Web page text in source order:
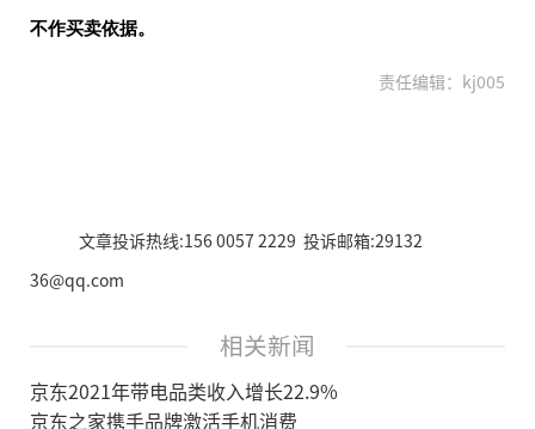
不作买卖依据。
责任编辑：kj005
文章投诉热线:156 0057 2229 投诉邮箱:29132
36@qq.com
相关新闻
京东2021年带电品类收入增长22.9%
京东之家携手品牌激活手机消费